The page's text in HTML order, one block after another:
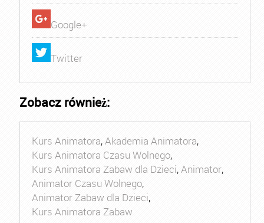
Google+
Twitter
Zobacz również:
Kurs Animatora,Akademia Animatora,
Kurs Animatora Czasu Wolnego,
Kurs Animatora Zabaw dla Dzieci,Animator,
Animator Czasu Wolnego,
Animator Zabaw dla Dzieci,
Kurs Animatora Zabaw